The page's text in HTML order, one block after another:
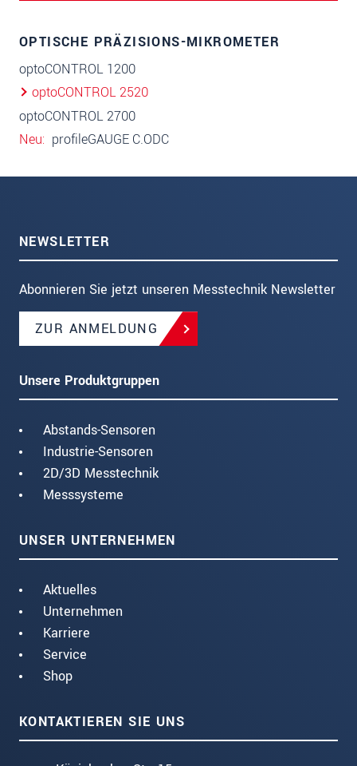
OPTISCHE PRÄZISIONS-MIKROMETER
optoCONTROL 1200
optoCONTROL 2520
optoCONTROL 2700
Neu
profileGAUGE C.ODC
NEWSLETTER
Abonnieren Sie jetzt unseren Messtechnik Newsletter
ZUR ANMELDUNG
Unsere Produktgruppen
Abstands-Sensoren
Industrie-Sensoren
2D/3D Messtechnik
Messsysteme
UNSER UNTERNEHMEN
Aktuelles
Unternehmen
Karriere
Service
Shop
KONTAKTIEREN SIE UNS